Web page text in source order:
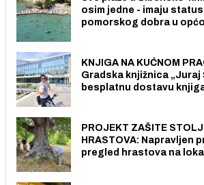
osim jedne - imaju
pomorskog dobra u
KNJIGA NA KUĆNOM
Gradska knjižnica „Juraj
besplatnu dostavu
PROJEKT ZAŠITE
HRASTOVA: Napravljen
pregled hrastova na